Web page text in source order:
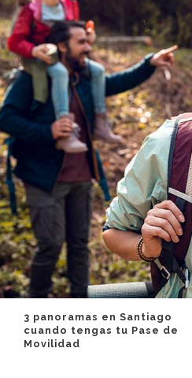
3 panoramas en Santiago
cuando tengas tu Pase de
Movilidad